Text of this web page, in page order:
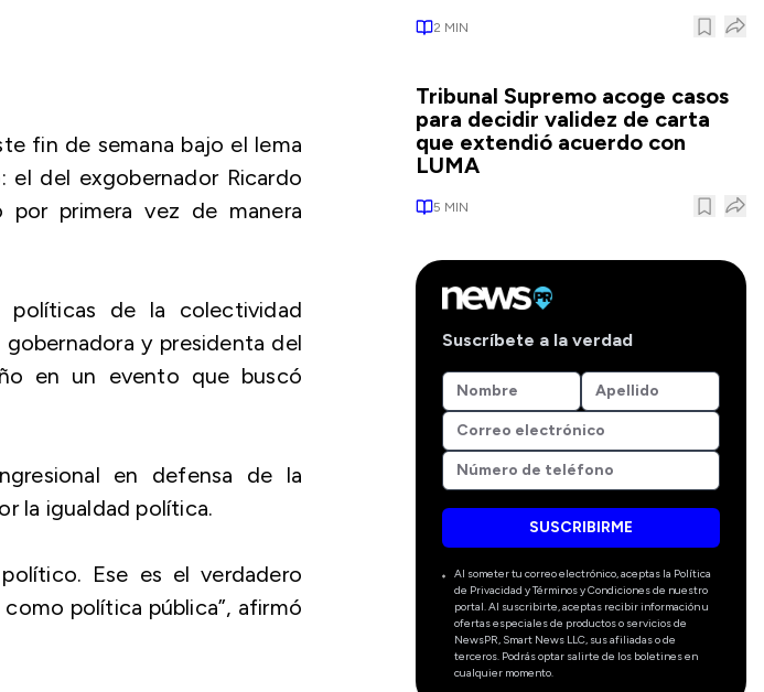
fin de semana bajo el lema
el del exgobernador Ricardo
por primera vez de manera
políticas de la colectividad
y presidenta del
en un evento que buscó
en defensa de la
la igualdad política.
Ese es el verdadero
política pública”, afirmó
2 MIN
Tribunal Supremo acoge casos
para decidir validez de carta
que extendió acuerdo con
LUMA
5 MIN
Suscríbete a la verdad
SUSCRIBIRME
Al someter tu correo electrónico, aceptas la Política
de Privacidad y Términos y Condiciones de nuestro
portal. Al suscribirte, aceptas recibir información u
ofertas especiales de productos o servicios de
NewsPR, Smart News LLC, sus afiliadas o de
terceros. Podrás optar salirte de los boletines en
cualquier momento.